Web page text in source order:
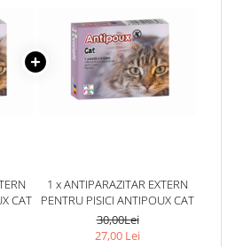
CAT
1 x ANTIPARAZITAR EXTERN
PENTRU PISICI ANTIPOUX CAT
30,00Lei
27,00 Lei